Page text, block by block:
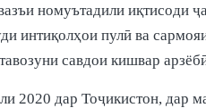
номуътадили
интиқолҳои пулӣ ва
савдои кишвар
2020 дар Тоҷикистон, дар